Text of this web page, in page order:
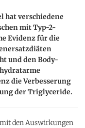
hat verschiedene
mit Typ-2-
Evidenz für die
und den Body-
die Verbesserung
der Triglyceride.
den Auswirkungen